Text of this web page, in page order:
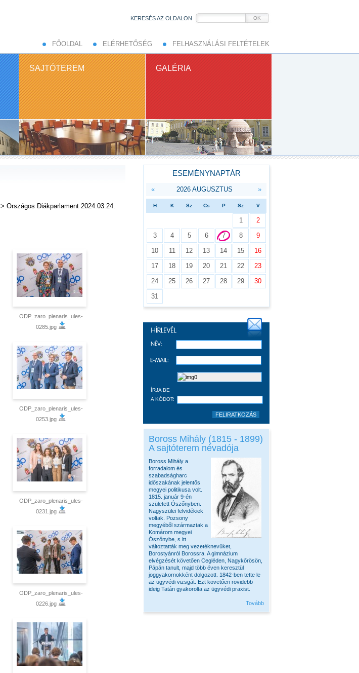
KERESÉS AZ OLDALON OK
FŐOLDAL ELÉRHETŐSÉG FELHASZNÁLÁSI FELTÉTELEK
SAJTÓTEREM GALÉRIA
> Országos Diákparlament 2024.03.24.
ODP_zaro_plenaris_ules-
0285.jpg
ODP_zaro_plenaris_ules-
0253.jpg
ODP_zaro_plenaris_ules-
0231.jpg
ODP_zaro_plenaris_ules-
0226.jpg
ESEMÉNYNAPTÁR
« 2026 AUGUSZTUS »
H K Sz Cs P Sz V
1
2
3
4 5 6 7 8
9
10
11 12 13 14 15
16
17
18 19 20 21 22
23
24
25 26 27 28 29
30
31
ÍRJA BE
A KÓDOT:
Boross Mihály (1815 - 1899)
A sajtóterem névadója
Boross Mihály a
forradalom és
szabadságharc
időszakának jelentős
megyei politikusa volt.
1815. január 9-én
született Ószőnyben.
Nagyszülei felvidékiek
voltak. Pozsony
megyéből származtak a
Komárom megyei
Ószőnybe, s itt
változtatták meg vezetéknevüket,
Borostyánról Borossra. A gimnázium
elvégzését követően Cegléden, Nagykőrösön,
Pápán tanult, majd több éven keresztül
joggyakornokként dolgozott. 1842-ben tette le
az ügyvédi vizsgát. Ezt követően rövidebb
ideig Tatán gyakorolta az ügyvédi praxist.
Tovább